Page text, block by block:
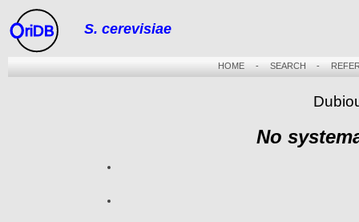
riDB S. cerevisiae
HOME- SEARCH -
No